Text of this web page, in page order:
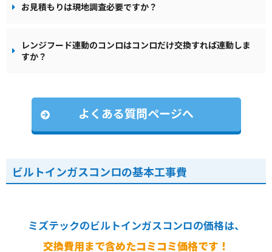
お見積もりは現地調査必要ですか？
レンジフード連動のコンロはコンロだけ交換すれば連動しま
すか？
よくある質問ページへ
ビルトインガスコンロの基本工事費
ミズテックのビルトインガスコンロの価格は、
交換費用まで含めたコミコミ価格です！